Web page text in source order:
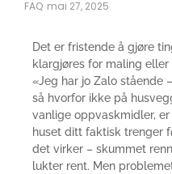
FAQ mai 27, 2025
Det er fristende å gjøre
klargjøres for maling eller
«Jeg har jo Zalo stående
så hvorfor ikke på
vanlige oppvaskmidler,
huset ditt faktisk trenger
det virker – skummet
lukter rent. Men